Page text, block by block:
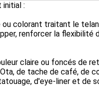
initial :
colorant traitant le
renforcer la flexibilité
claire ou foncés de
de tache de café, de
d'eye-liner et de